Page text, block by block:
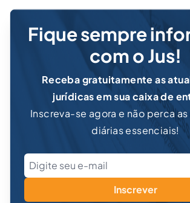
Fique sempre
com o Jus!
Receba gratuitamente as
jurídicas em sua caixa de
Inscreva-se agora e não perca
diárias essenciais!
Inscrever